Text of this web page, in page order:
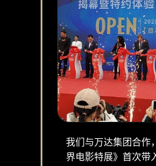
我们与万达集团合作
界电影特展》首次带